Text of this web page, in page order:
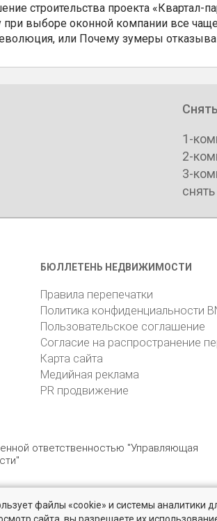
строительства проекта «Квартал-
при выборе оконной компании все
или Почему зумеры
1-
2-
3-
БЮЛЛЕТЕНЬ НЕДВИЖИМОСТИ
Правила перепечатки
Политика конфиденциальности
Пользовательское соглашение
Согласие на распространение
Карта сайта
Медийная реклама
PR продвижение
ответственностью "Управляющая
8 (812) 331-93-56 196105, Санкт-
файлы «cookie» и системы аналитики